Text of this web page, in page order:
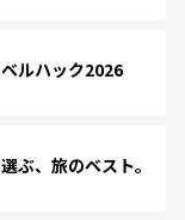
ルハック2026
、旅のベスト。